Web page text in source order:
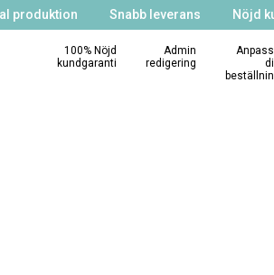
produktion Snabb leverans Nöjd
100% Nöjd
kundgaranti
Admin
redigering